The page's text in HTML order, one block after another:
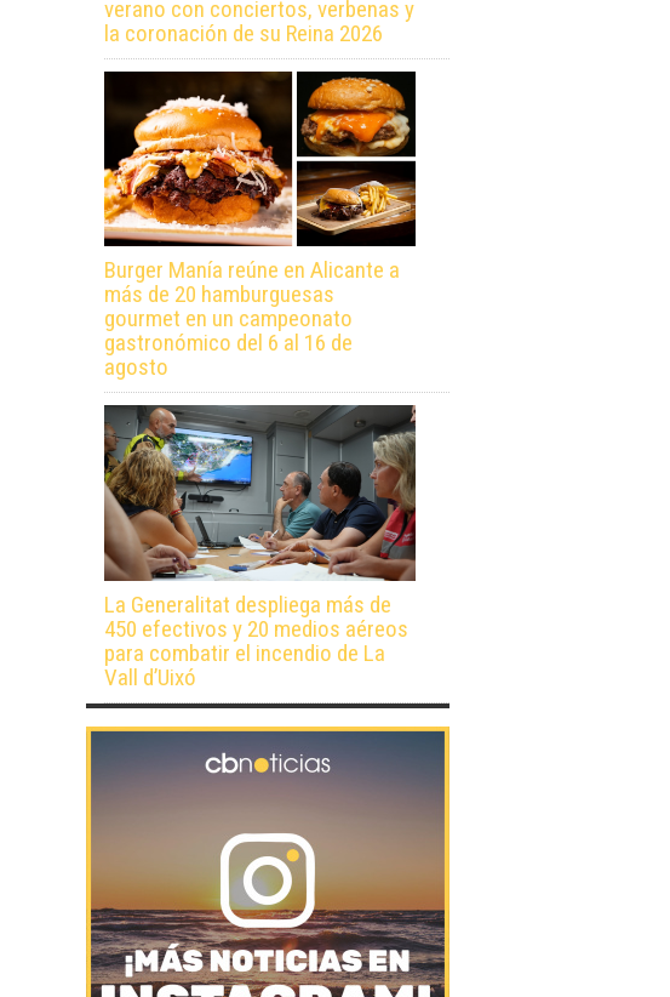
verano con conciertos, verbenas y
la coronación de su Reina 2026
Burger Manía reúne en Alicante a
más de 20 hamburguesas
gourmet en un campeonato
gastronómico del 6 al 16 de
agosto
La Generalitat despliega más de
450 efectivos y 20 medios aéreos
para combatir el incendio de La
Vall d’Uixó